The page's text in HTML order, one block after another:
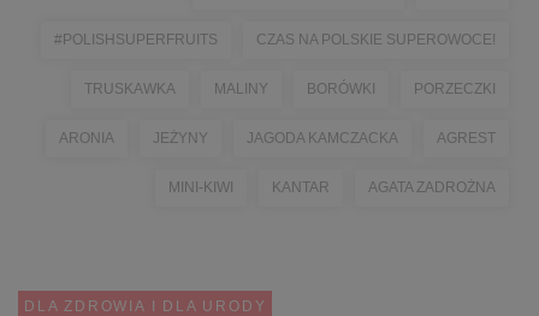
#POLISHSUPERFRUITS CZAS NA POLSKIE SUPEROWOCE!
TRUSKAWKA MALINY BORÓWKI PORZECZKI
ARONIA JEŻYNY JAGODA KAMCZACKA AGREST
MINI-KIWI KANTAR AGATA ZADROŻNA
DLA ZDROWIA I DLA URODY